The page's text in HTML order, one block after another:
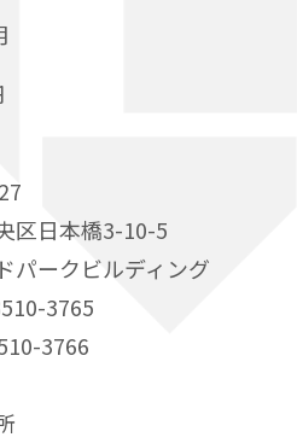
区日本橋3-10-5
パークビルディング
3765
3766